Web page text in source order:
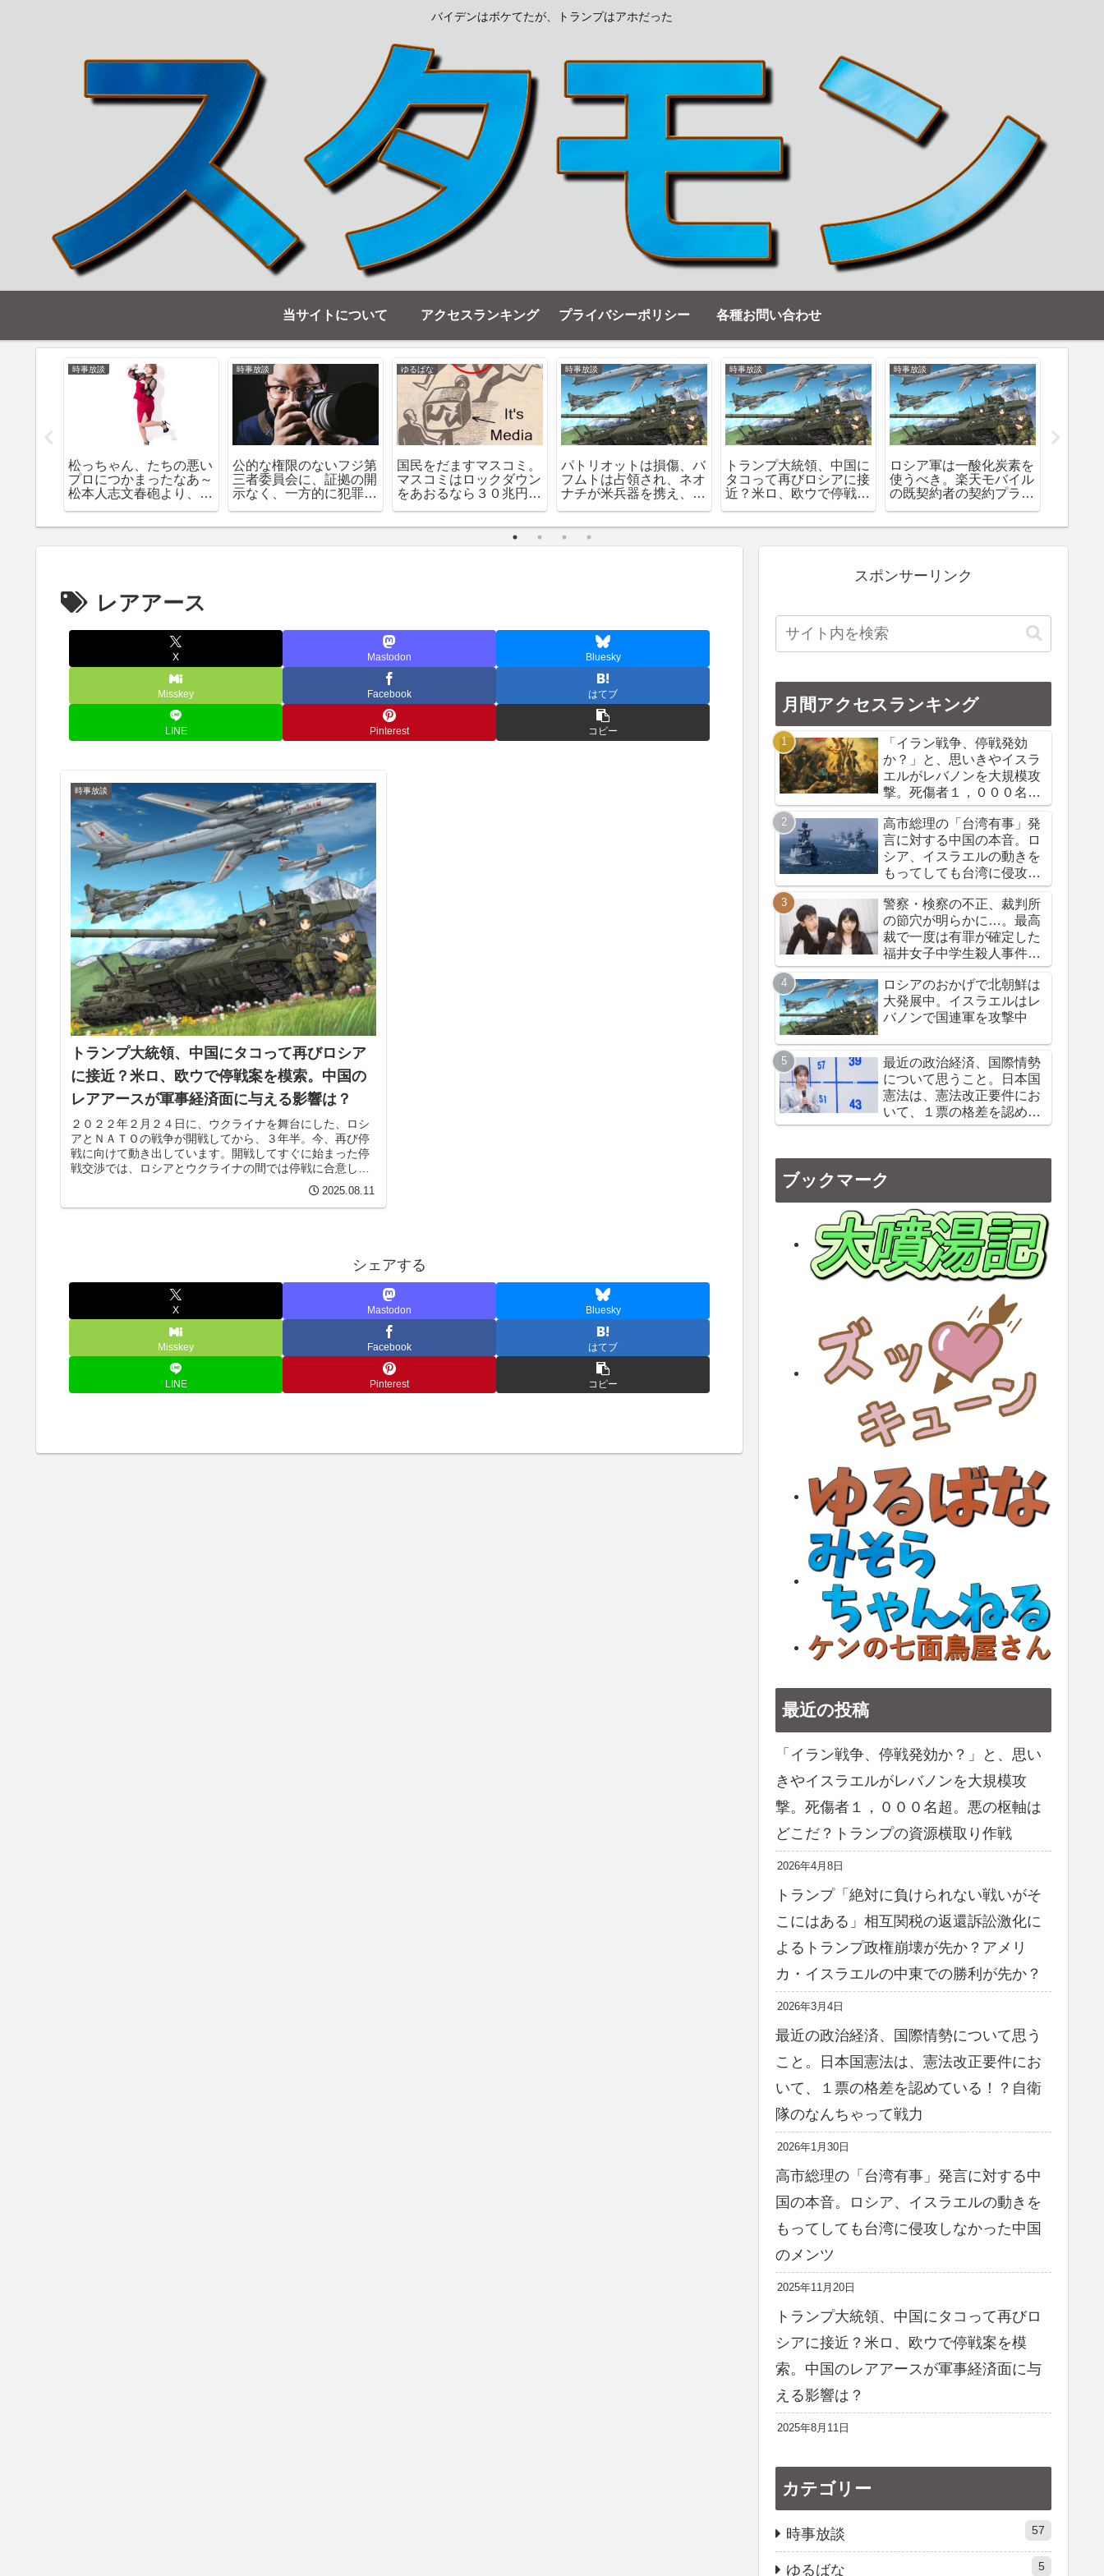
バイデンはボケてたが、トランプはアホだった
当サイトについて アクセスランキング プライバシーポリシー 各種お問い合わせ
時事放談
松っちゃん、たちの悪い
プロにつかまったなあ～
松本人志文春砲より、社
時事放談
公的な権限のないフジ第
三者委員会に、証拠の開
示なく、一方的に犯罪者
は持ち逃げされた？ｗ
ゆるばな
国民をだますマスコミ。
マスコミはロックダウン
をあおるなら３０兆円
時事放談
パトリオットは損傷、バ
フムトは占領され、ネオ
ナチが米兵器を携え、ロ
時事放談
トランプ大統領、中国に
タコって再びロシアに接
近？米ロ、欧ウで停戦案
時事放談
ロシア軍は一酸化炭素を
使うべき。楽天モバイル
の既契約者の契約プラン
レアアース
X Mastodon Bluesky
Misskey Facebook はてブ
LINE Pinterest コピー
時事放談
トランプ大統領、中国にタコって再びロシア
に接近？米ロ、欧ウで停戦案を模索。中国の
レアアースが軍事経済面に与える影響は？
２０２２年２月２４日に、ウクライナを舞台にした、ロシ
アとＮＡＴＯの戦争が開戦してから、３年半。今、再び停
戦に向けて動き出しています。開戦してすぐに始まった停
戦交渉では、ロシアとウクライナの間では停戦に合意しま
2025.08.11
シェアする
X Mastodon Bluesky
Misskey Facebook はてブ
LINE Pinterest コピー
スポンサーリンク
月間アクセスランキング
「イラン戦争、停戦発効
か？」と、思いきやイスラ
エルがレバノンを大規模攻
撃。死傷者１，０００名
超。悪の枢軸はどこだ？ト
ランプの資源横取り作戦
高市総理の「台湾有事」発
言に対する中国の本音。ロ
シア、イスラエルの動きを
もってしても台湾に侵攻し
なかった中国のメンツ
警察・検察の不正、裁判所
の節穴が明らかに…。最高
裁で一度は有罪が確定した
福井女子中学生殺人事件。
再審の結果、一転無罪に…
ロシアのおかげで北朝鮮は
大発展中。イスラエルはレ
バノンで国連軍を攻撃中
最近の政治経済、国際情勢
について思うこと。日本国
憲法は、憲法改正要件にお
いて、１票の格差を認めて
いる！？自衛隊のなんちゃ
ブックマーク
最近の投稿
「イラン戦争、停戦発効か？」と、思い
きやイスラエルがレバノンを大規模攻
撃。死傷者１，０００名超。悪の枢軸は
どこだ？トランプの資源横取り作戦
2026年4月8日
トランプ「絶対に負けられない戦いがそ
こにはある」相互関税の返還訴訟激化に
よるトランプ政権崩壊が先か？アメリ
カ・イスラエルの中東での勝利が先か？
2026年3月4日
最近の政治経済、国際情勢について思う
こと。日本国憲法は、憲法改正要件にお
いて、１票の格差を認めている！？自衛
隊のなんちゃって戦力
2026年1月30日
高市総理の「台湾有事」発言に対する中
国の本音。ロシア、イスラエルの動きを
もってしても台湾に侵攻しなかった中国
のメンツ
2025年11月20日
トランプ大統領、中国にタコって再びロ
シアに接近？米ロ、欧ウで停戦案を模
索。中国のレアアースが軍事経済面に与
える影響は？
2025年8月11日
カテゴリー
時事放談 57
ゆるばな 5